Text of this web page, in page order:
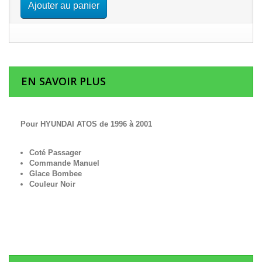
Ajouter au panier
EN SAVOIR PLUS
Pour HYUNDAI ATOS de 1996 à 2001
Coté Passager
Commande Manuel
Glace Bombee
Couleur Noir